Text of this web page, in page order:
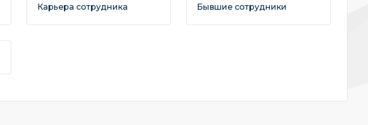
Карьера сотрудника Бывшие сотрудники